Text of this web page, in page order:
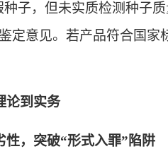
种子，但未实质检测种子
定意见。若产品符合国家
论到实务
性，突破“形式入罪”陷阱